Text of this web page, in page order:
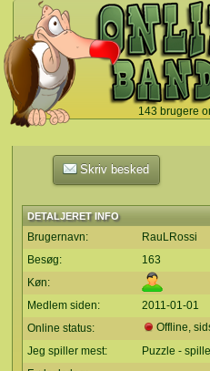
143 brugere
`
Skriv besked
DETALJERET INFO
Brugernavn:
RauLRossi
Besøg:
163
Køn:
Medlem siden:
2011-01-01
Online status:
Offline,
Jeg spiller mest:
Puzzle -